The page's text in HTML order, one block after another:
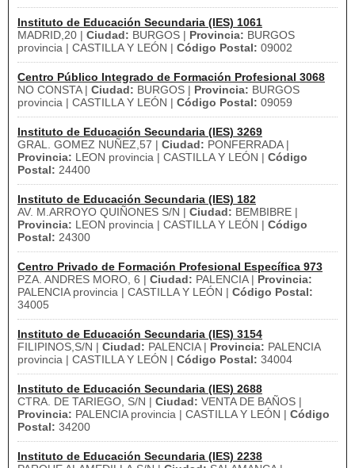
Instituto de Educación Secundaria (IES) 1061
MADRID,20 | Ciudad: BURGOS | Provincia: BURGOS
provincia | CASTILLA Y LEÓN | Código Postal: 09002
Centro Público Integrado de Formación Profesional 3068
NO CONSTA | Ciudad: BURGOS | Provincia: BURGOS
provincia | CASTILLA Y LEÓN | Código Postal: 09059
Instituto de Educación Secundaria (IES) 3269
GRAL. GOMEZ NUÑEZ,57 | Ciudad: PONFERRADA |
Provincia: LEON provincia | CASTILLA Y LEÓN | Código
Postal: 24400
Instituto de Educación Secundaria (IES) 182
AV. M.ARROYO QUIÑONES S/N | Ciudad: BEMBIBRE |
Provincia: LEON provincia | CASTILLA Y LEÓN | Código
Postal: 24300
Centro Privado de Formación Profesional Específica 973
PZA. ANDRES MORO, 6 | Ciudad: PALENCIA | Provincia:
PALENCIA provincia | CASTILLA Y LEÓN | Código Postal:
34005
Instituto de Educación Secundaria (IES) 3154
FILIPINOS,S/N | Ciudad: PALENCIA | Provincia: PALENCIA
provincia | CASTILLA Y LEÓN | Código Postal: 34004
Instituto de Educación Secundaria (IES) 2688
CTRA. DE TARIEGO, S/N | Ciudad: VENTA DE BAÑOS |
Provincia: PALENCIA provincia | CASTILLA Y LEÓN | Código
Postal: 34200
Instituto de Educación Secundaria (IES) 2238